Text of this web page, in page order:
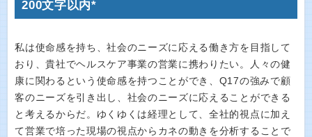
200文字以内*
私は使命感を持ち、社会のニーズに応える働き方を目指して
おり、貴社でヘルスケア事業の営業に携わりたい。人々の健
康に関わるという使命感を持つことができ、Q17の強みで顧
客のニーズを引き出し、社会のニーズに応えることができる
と考えるからだ。ゆくゆくは経理として、全社的視点に加え
て営業で培った現場の視点からカネの動きを分析することで